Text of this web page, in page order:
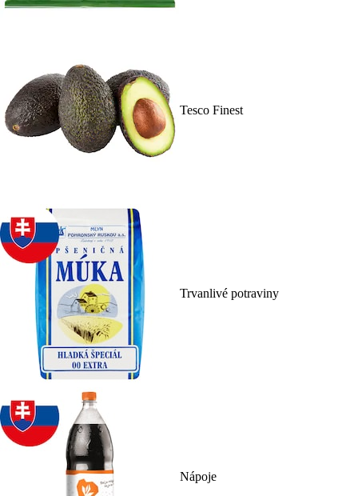
Tesco Finest
Trvanlivé potraviny
Nápoje